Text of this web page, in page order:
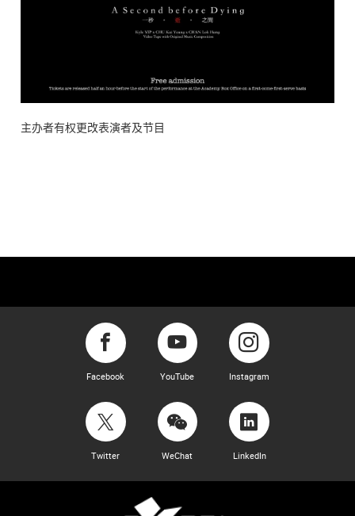
主办者有权更改表演者及节目
Facebook YouTube Instagram
Twitter WeChat LinkedIn